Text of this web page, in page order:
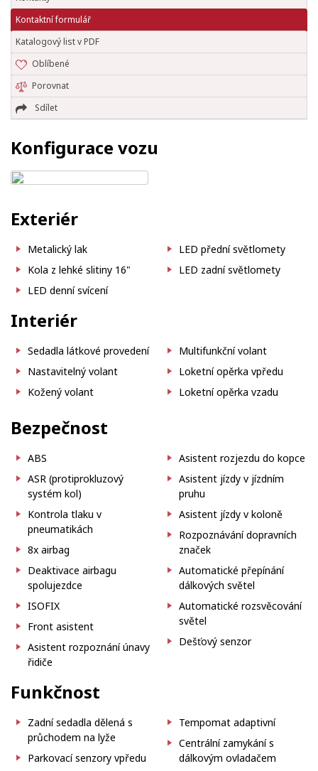
Kontaktní formulář
Katalogový list v PDF
Oblíbené
Porovnat
Sdílet
Konfigurace vozu
Exteriér
Metalický lak
Kola z lehké slitiny 16"
LED denní svícení
LED přední světlomety
LED zadní světlomety
Interiér
Sedadla látkové provedení
Nastavitelný volant
Kožený volant
Multifunkční volant
Loketní opěrka vpředu
Loketní opěrka vzadu
Bezpečnost
ABS
ASR (protiprokluzový
systém kol)
Kontrola tlaku v
pneumatikách
8x airbag
Deaktivace airbagu
spolujezdce
ISOFIX
Front asistent
Asistent rozpoznání únavy
řidiče
Asistent rozjezdu do kopce
Asistent jízdy v jízdním
pruhu
Asistent jízdy v koloně
Rozpoznávání dopravních
značek
Automatické přepínání
dálkových světel
Automatické rozsvěcování
světel
Dešťový senzor
Funkčnost
Zadní sedadla dělená s
průchodem na lyže
Parkovací senzory vpředu
Tempomat adaptivní
Centrální zamykání s
dálkovým ovladačem